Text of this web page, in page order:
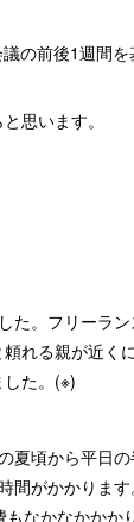
の前後1週間を
思います。
た。フリーラ
れる親が近く
た。(※)
夏頃から平日
間がかかりま
なかなかかか